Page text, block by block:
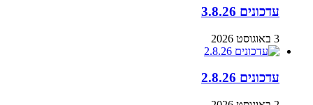
עדכונים 3.8.26
3 באוגוסט 2026
עדכונים 2.8.26